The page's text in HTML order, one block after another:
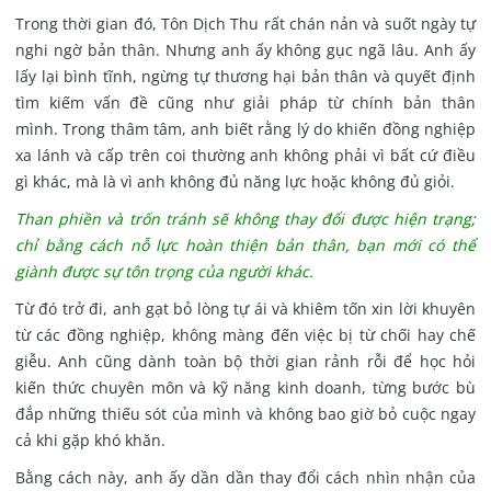
Trong thời gian đó, Tôn Dịch Thu rất chán nản và suốt ngày tự
nghi ngờ bản thân. Nhưng anh ấy không gục ngã lâu. Anh ấy
lấy lại bình tĩnh, ngừng tự thương hại bản thân và quyết định
tìm kiếm vấn đề cũng như giải pháp từ chính bản thân
mình.Trong thâm tâm, anh biết rằng lý do khiến đồng nghiệp
xa lánh và cấp trên coi thường anh không phải vì bất cứ điều
gì khác, mà là vì anh không đủ năng lực hoặc không đủ giỏi.
Than phiền và trốn tránh sẽ không thay đổi được hiện trạng;
chỉ bằng cách nỗ lực hoàn thiện bản thân, bạn mới có thể
giành được sự tôn trọng của người khác.
Từ đó trở đi, anh gạt bỏ lòng tự ái và khiêm tốn xin lời khuyên
từ các đồng nghiệp, không màng đến việc bị từ chối hay chế
giễu.Anh cũng dành toàn bộ thời gian rảnh rỗi để học hỏi
kiến ​​thức chuyên môn và kỹ năng kinh doanh, từng bước bù
đắp những thiếu sót của mình và không bao giờ bỏ cuộc ngay
cả khi gặp khó khăn.
Bằng cách này, anh ấy dần dần thay đổi cách nhìn nhận của